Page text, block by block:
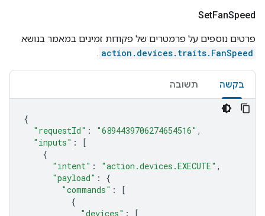
SetFanSpeed
פרטים נוספים על פרמטרים של פקודות זמינים במאמר בנושא
action.devices.traits.FanSpeed
.
בקשה תשובה
{
"requestId" : "6894439706274654516" ,
"inputs" :
[
{
"intent" : "action.devices.EXECUTE" ,
"payload" :
{
"commands" :
[
{
"devices" : [